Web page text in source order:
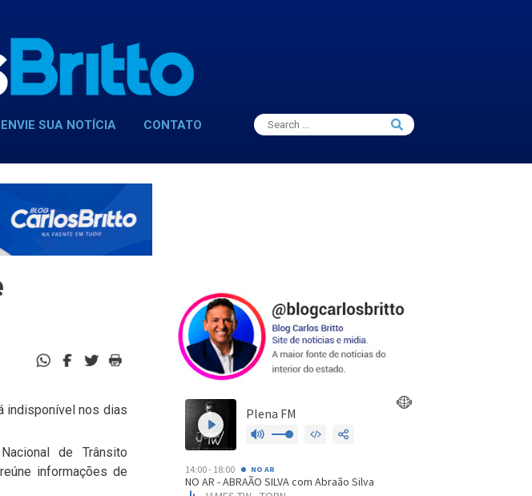
ENVIE SUA NOTÍCIA CONTATO
Search
for:
Search
indisponível nos dias
de Trânsito
informações de